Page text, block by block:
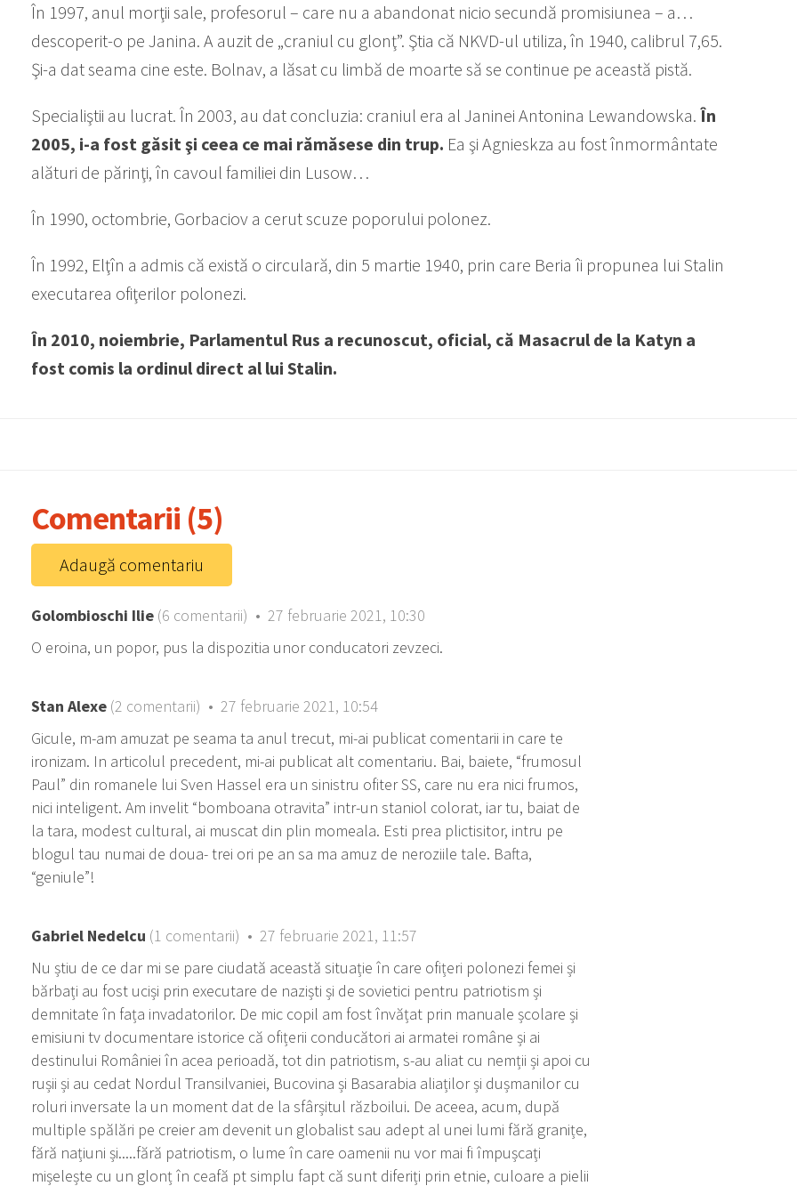
În 1997, anul morţii sale, profesorul – care nu a abandonat nicio secundă promisiunea – a…
descoperit-o pe Janina. A auzit de „craniul cu glonţ”. Ştia că NKVD-ul utiliza, în 1940, calibrul 7,65.
Şi-a dat seama cine este. Bolnav, a lăsat cu limbă de moarte să se continue pe această pistă.
Specialiştii au lucrat. În 2003, au dat concluzia: craniul era al Janinei Antonina Lewandowska. În
2005, i-a fost găsit şi ceea ce mai rămăsese din trup. Ea şi Agnieskza au fost înmormântate
alături de părinţi, în cavoul familiei din Lusow…
În 1990, octombrie, Gorbaciov a cerut scuze poporului polonez.
În 1992, Elţîn a admis că există o circulară, din 5 martie 1940, prin care Beria îi propunea lui Stalin
executarea ofiţerilor polonezi.
În 2010, noiembrie, Parlamentul Rus a recunoscut, oficial, că Masacrul de la Katyn a
fost comis la ordinul direct al lui Stalin.
Comentarii (5)
Adaugă comentariu
Golombioschi Ilie (6 comentarii) • 27 februarie 2021, 10:30
O eroina, un popor, pus la dispozitia unor conducatori zevzeci.
Stan Alexe (2 comentarii) • 27 februarie 2021, 10:54
Gicule, m-am amuzat pe seama ta anul trecut, mi-ai publicat comentarii in care te
ironizam. In articolul precedent, mi-ai publicat alt comentariu. Bai, baiete, “frumosul
Paul” din romanele lui Sven Hassel era un sinistru ofiter SS, care nu era nici frumos,
nici inteligent. Am invelit “bomboana otravita” intr-un staniol colorat, iar tu, baiat de
la tara, modest cultural, ai muscat din plin momeala. Esti prea plictisitor, intru pe
blogul tau numai de doua- trei ori pe an sa ma amuz de neroziile tale. Bafta,
“geniule”!
Gabriel Nedelcu (1 comentarii) • 27 februarie 2021, 11:57
Nu știu de ce dar mi se pare ciudată această situație în care ofițeri polonezi femei și
bărbați au fost uciși prin executare de naziști și de sovietici pentru patriotism și
demnitate în fața invadatorilor. De mic copil am fost învățat prin manuale școlare și
emisiuni tv documentare istorice că ofițerii conducători ai armatei române și ai
destinului României în acea perioadă, tot din patriotism, s-au aliat cu nemții și apoi cu
rușii și au cedat Nordul Transilvaniei, Bucovina și Basarabia aliaților și dușmanilor cu
roluri inversate la un moment dat de la sfârșitul războilui. De aceea, acum, după
multiple spălări pe creier am devenit un globalist sau adept al unei lumi fără granițe,
fără națiuni și.....fără patriotism, o lume în care oamenii nu vor mai fi împușcați
mișelește cu un glonț în ceafă pt simplu fapt că sunt diferiți prin etnie, culoare a pielii